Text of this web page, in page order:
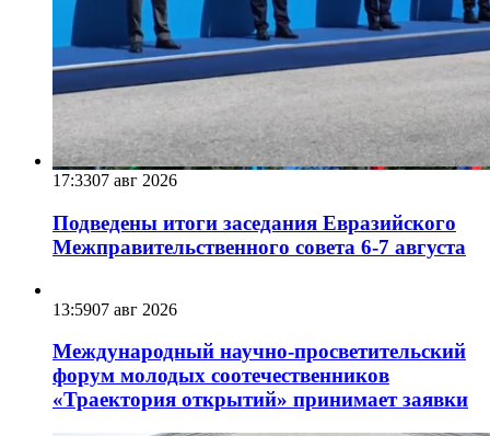
17:3307 авг 2026
Подведены итоги заседания Евразийского
Межправительственного совета 6-7 августа
13:5907 авг 2026
Международный научно-просветительский
форум молодых соотечественников
«Траектория открытий» принимает заявки